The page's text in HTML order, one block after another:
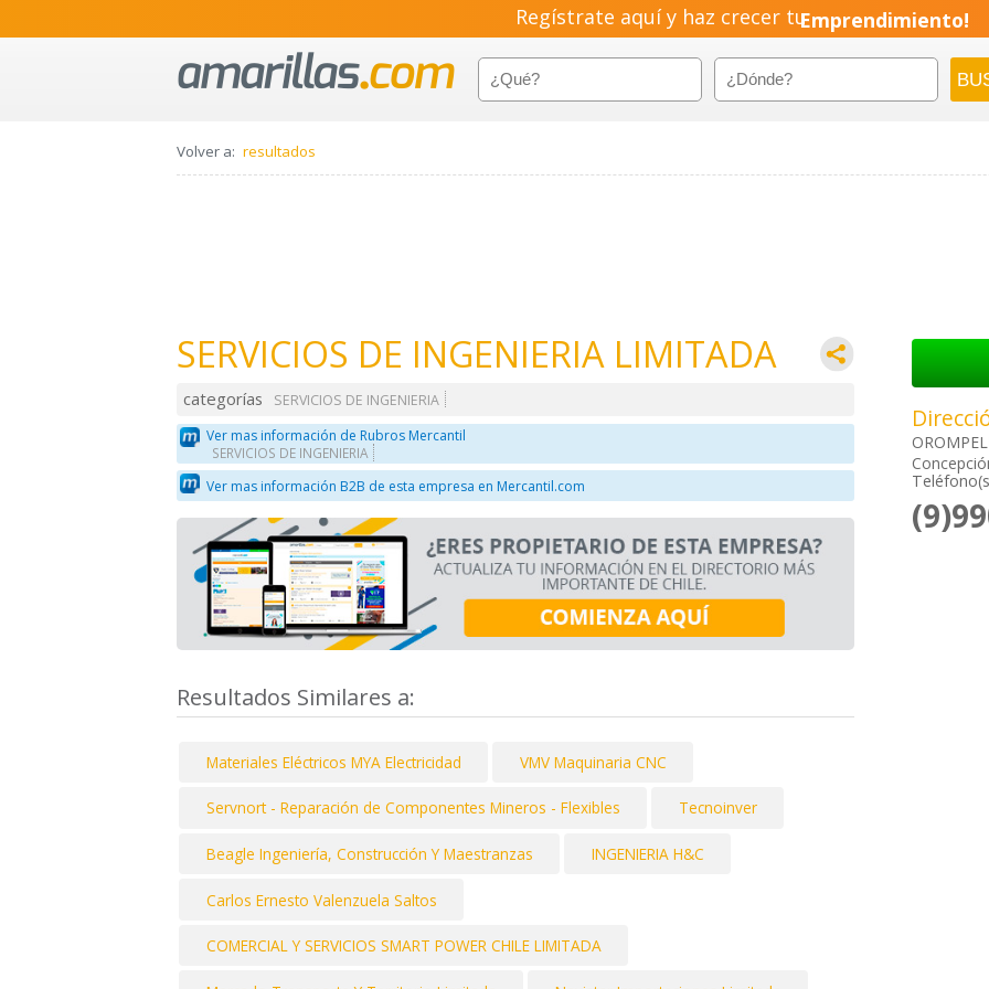
Regístrate aquí y haz crecer tuPyme!
Emprendimiento!
Volver a: resultados
SERVICIOS DE INGENIERIA LIMITADA
categorías
SERVICIOS DE INGENIERIA
Ver mas información de Rubros Mercantil
SERVICIOS DE INGENIERIA
Ver mas información B2B de esta empresa en Mercantil.com
Resultados Similares a:
Materiales Eléctricos MYA Electricidad VMV Maquinaria CNC
Servnort - Reparación de Componentes Mineros - Flexibles Tecnoinver
Beagle Ingeniería, Construcción Y Maestranzas INGENIERIA H&C
Carlos Ernesto Valenzuela Saltos
COMERCIAL Y SERVICIOS SMART POWER CHILE LIMITADA